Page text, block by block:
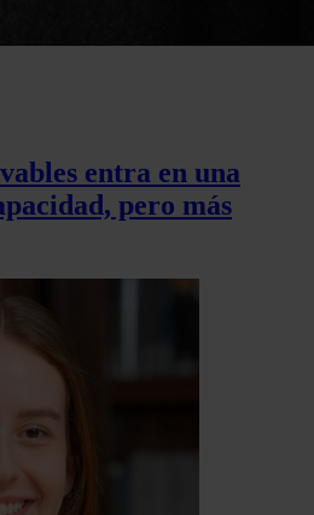
entra en una
pero más